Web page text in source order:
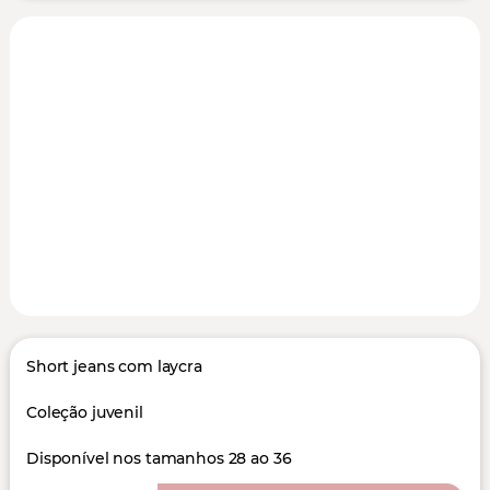
Short jeans com laycra
Coleção juvenil
Disponível nos tamanhos 28 ao 36